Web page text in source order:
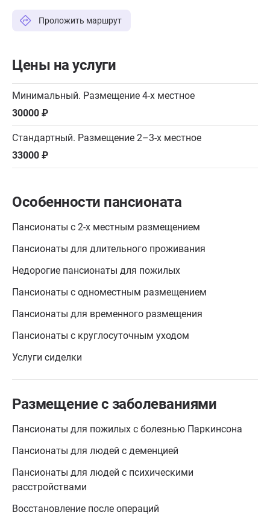
Проложить маршрут
Цены на услуги
Минимальный. Размещение 4-х местное
30000 ₽
Стандартный. Размещение 2–3-х местное
33000 ₽
Особенности пансионата
Пансионаты с 2-х местным размещением
Пансионаты для длительного проживания
Недорогие пансионаты для пожилых
Пансионаты с одноместным размещением
Пансионаты для временного размещения
Пансионаты с круглосуточным уходом
Услуги сиделки
Размещение с заболеваниями
Пансионаты для пожилых с болезнью Паркинсона
Пансионаты для людей с деменцией
Пансионаты для людей с психическими
расстройствами
Восстановление после операций